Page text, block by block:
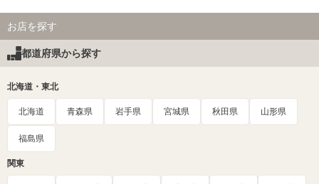
お店を探す
都道府県から探す
北海道・東北
北海道 青森県 岩手県 宮城県 秋田県 山形県
福島県
関東